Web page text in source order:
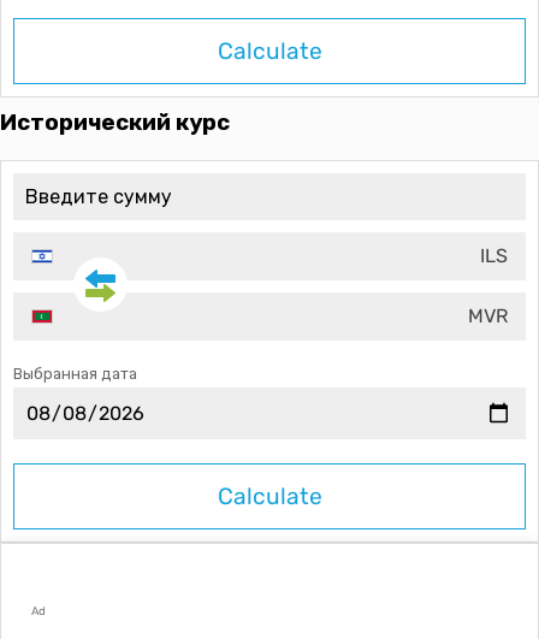
Calculate
Исторический курс
ILS
MVR
Выбранная дата
Ad